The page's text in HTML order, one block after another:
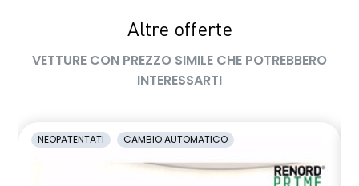
SEDILI POSTERIORI FRAZIONABILI 60/40
Sensori di parcheggio anteriori
Sistema di Monitoraggio Pressione Pneumatici (Tire Pressure
Altre offerte
VETTURE CON PREZZO SIMILE CHE POTREBBERO
INTERESSARTI
NEOPATENTATI CAMBIO AUTOMATICO